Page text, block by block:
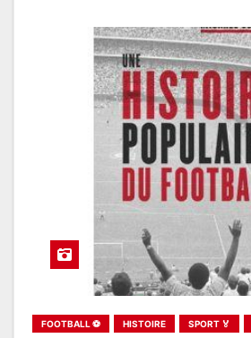
FOOTBALL ⚽ HISTOIRE SPORT 🏅